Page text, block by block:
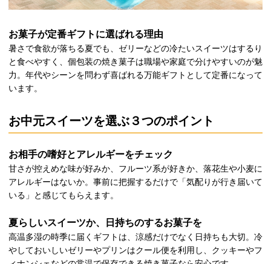
お菓子が定番ギフトに選ばれる理由
暑さで食欲が落ちる夏でも、ゼリーなどの冷たいスイーツはするり
と食べやすく、個包装の焼き菓子は職場や家庭で分けやすいのが魅
力。年代やシーンを問わず喜ばれる万能ギフトとして定番になって
います。
お中元スイーツを選ぶ３つのポイント
お相手の嗜好とアレルギーをチェック
甘さが控えめな味が好みか、フルーツ系が好きか、落花生や小麦に
アレルギーはないか。事前に把握するだけで「気配りが行き届いて
いる」と感じてもらえます。
夏らしいスイーツか、日持ちのするお菓子を
高温多湿の時季に届くギフトは、涼感だけでなく日持ちも大切。冷
やしておいしいゼリーやプリンはクール便を利用し、クッキーやフ